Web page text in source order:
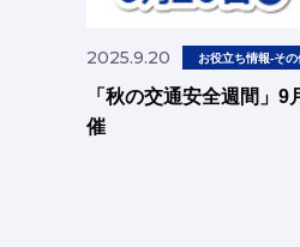
2025.9.20 お役立ち情報-その
「秋の交通安全週間」
催